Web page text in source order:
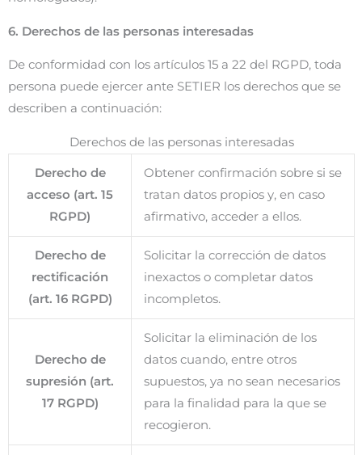
6. Derechos de las personas interesadas
De conformidad con los artículos 15 a 22 del RGPD, toda
persona puede ejercer ante SETIER los derechos que se
describen a continuación:
Derechos de las personas interesadas
Derecho de
acceso (art. 15
RGPD)
Obtener confirmación sobre si se
tratan datos propios y, en caso
afirmativo, acceder a ellos.
Derecho de
rectificación
(art. 16 RGPD)
Solicitar la corrección de datos
inexactos o completar datos
incompletos.
Derecho de
supresión (art.
17 RGPD)
Solicitar la eliminación de los
datos cuando, entre otros
supuestos, ya no sean necesarios
para la finalidad para la que se
recogieron.